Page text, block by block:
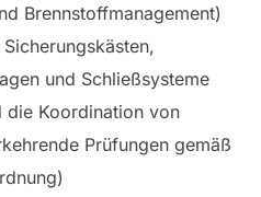
Brennstoffmanagement)
und Schließsysteme
die Koordination von
Prüfungen gemäß